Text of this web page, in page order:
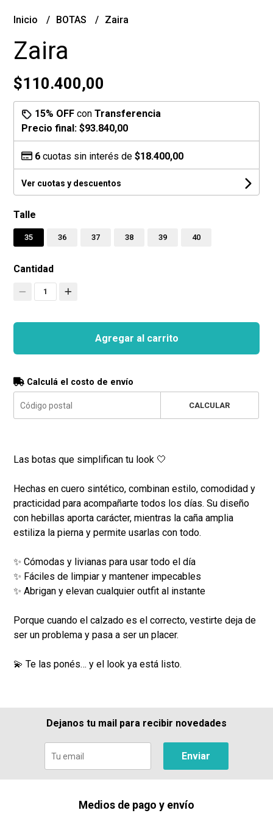
Inicio BOTAS Zaira
Zaira
$110.400,00
15% OFF conTransferencia
Precio final:$93.840,00
6 cuotas sin interés de$18.400,00
Ver cuotas y descuentos
Talle
35 36 37 38 39 40
Cantidad
1
Agregar al carrito
Calculá el costo de envío
CALCULAR
Las botas que simplifican tu look 🤍
Hechas en cuero sintético, combinan estilo, comodidad y
practicidad para acompañarte todos los días. Su diseño
con hebillas aporta carácter, mientras la caña amplia
estiliza la pierna y permite usarlas con todo.
✨ Cómodas y livianas para usar todo el día
✨ Fáciles de limpiar y mantener impecables
✨ Abrigan y elevan cualquier outfit al instante
Porque cuando el calzado es el correcto, vestirte deja de
ser un problema y pasa a ser un placer.
💫 Te las ponés… y el look ya está listo.
Dejanos tu mail para recibir novedades
Enviar
Medios de pago y envío